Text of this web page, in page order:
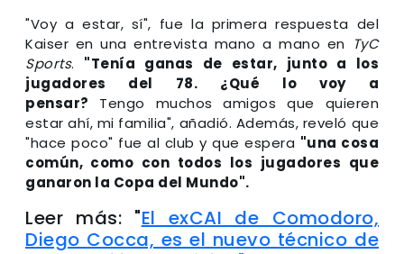
"Voy a estar, sí", fue la primera respuesta del
Kaiser en una entrevista mano a mano en
TyC
Sports. "Tenía ganas de estar, junto a los
jugadores del 78. ¿Qué lo voy a
pensar? Tengo muchos amigos que quieren
estar ahí, mi familia", añadió. Además, reveló que
"hace poco" fue al club y que espera "una cosa
común, como con todos los jugadores que
ganaron la Copa del Mundo".
Leer más: "El exCAI de Comodoro,
Diego Cocca, es el nuevo técnico de